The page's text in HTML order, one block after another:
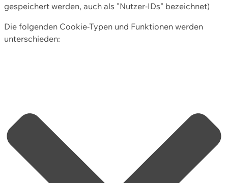
gespeichert werden, auch als "Nutzer-IDs" bezeichnet)
Die folgenden Cookie-Typen und Funktionen werden
unterschieden: